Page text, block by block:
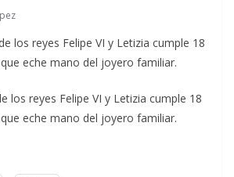
los reyes Felipe VI y Letizia cumple 18
eche mano del joyero familiar.
los reyes Felipe VI y Letizia cumple 18
eche mano del joyero familiar.